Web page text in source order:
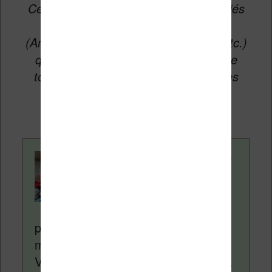
Cet article peut contenir des liens affiliés
(Amazon, Fnac, Cultura, Boulanger, etc.)
qui permettent aux auteurs du site de
toucher une petite commission sur les
Contenu rédigé par
pour vous aider à naviguer dans le
monde des liseuses (Kindle, Kobo,
Vivlio, etc) et faire la promotion de la